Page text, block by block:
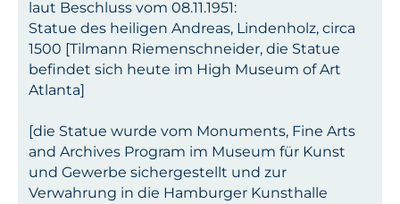
laut Beschluss vom 08.11.1951:
Statue des heiligen Andreas, Lindenholz, circa
1500 [Tilmann Riemenschneider, die Statue
befindet sich heute im High Museum of Art
Atlanta]
[die Statue wurde vom Monuments, Fine Arts
and Archives Program im Museum für Kunst
und Gewerbe sichergestellt und zur
Verwahrung in die Hamburger Kunsthalle